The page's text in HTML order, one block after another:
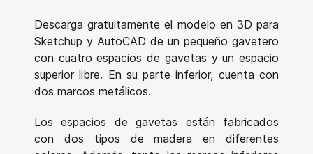
Descarga gratuitamente el modelo en 3D para
Sketchup y AutoCAD de un pequeño gavetero
con cuatro espacios de gavetas y un espacio
superior libre. En su parte inferior, cuenta con
dos marcos metálicos.
Los espacios de gavetas están fabricados
con dos tipos de madera en diferentes